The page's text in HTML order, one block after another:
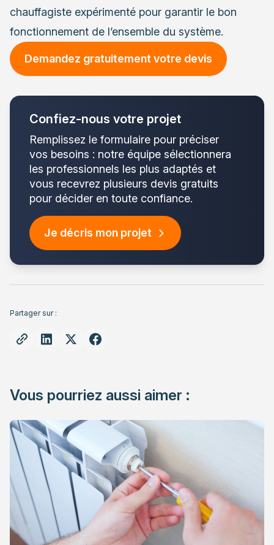
chauffagiste expérimenté pour garantir le bon
fonctionnement de l’ensemble du système.
Demandez gratuitement votre devis
Confiez-nous votre projet
Remplissez le formulaire pour préciser
vos besoins : notre équipe sélectionnera
les professionnels les plus adaptés et
vous recevrez plusieurs devis gratuits
pour décider en toute confiance.
Je décris mon projet
Partager sur :
Vous pourriez aussi aimer :